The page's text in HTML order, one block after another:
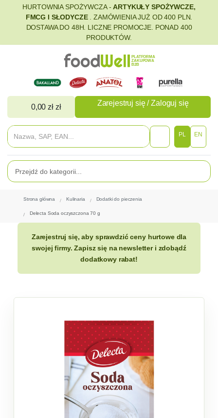
HURTOWNIA SPOŻYWCZA -ARTYKUŁY SPOŻYWCZE,
FMCG I SŁODYCZE
. ZAMÓWIENIA JUŻ OD 400 PLN.
DOSTAWA DO 48H. LICZNE PROMOCJE. PONAD 400
PRODUKTÓW.
PLATFORMA
ZAKUPOWA
B2B
0,00 zł zł Zarejestruj się / Zaloguj się
PL EN
Strona główna Kulinaria Dodatki do pieczenia
Delecta Soda oczyszczona 70 g
Zarejestruj się, aby sprawdzić ceny hurtowe dla
swojej firmy. Zapisz się na newsletter i zdobądź
dodatkowy rabat!